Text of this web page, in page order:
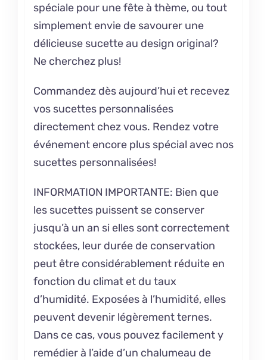
spéciale pour une fête à thème, ou tout
simplement envie de savourer une
délicieuse sucette au design original?
Ne cherchez plus!
Commandez dès aujourd’hui et recevez
vos sucettes personnalisées
directement chez vous. Rendez votre
événement encore plus spécial avec nos
sucettes personnalisées!
INFORMATION IMPORTANTE: Bien que
les sucettes puissent se conserver
jusqu’à un an si elles sont correctement
stockées, leur durée de conservation
peut être considérablement réduite en
fonction du climat et du taux
d’humidité. Exposées à l’humidité, elles
peuvent devenir légèrement ternes.
Dans ce cas, vous pouvez facilement y
remédier à l’aide d’un chalumeau de